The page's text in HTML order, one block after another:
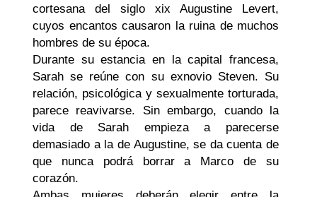
cortesana del siglo xix Augustine Levert,
cuyos encantos causaron la ruina de muchos
hombres de su época.
Durante su estancia en la capital francesa,
Sarah se reúne con su exnovio Steven. Su
relación, psicológica y sexualmente torturada,
parece reavivarse. Sin embargo, cuando la
vida de Sarah empieza a parecerse
demasiado a la de Augustine, se da cuenta de
que nunca podrá borrar a Marco de su
corazón.